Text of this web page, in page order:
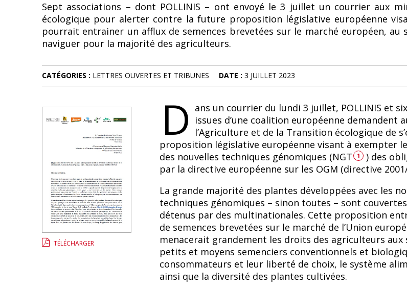
Sept associations – dont POLLINIS – ont envoyé le 3 juillet un courrier aux
écologique pour alerter contre la future proposition législative européenne
pourrait entrainer un afflux de semences brevetées sur le marché européen,
naviguer pour la majorité des agriculteurs.
CATÉGORIES : LETTRES OUVERTES ET TRIBUNES DATE : 3 JUILLET 2023
TÉLÉCHARGER
D ans un courrier du lundi 3 juillet, POLLINIS et
issues d’une coalition européenne demandent
l’Agriculture et de la Transition écologique de
proposition législative européenne visant à exempter
des nouvelles techniques génomiques (NGT
1
) des
par la directive européenne sur les OGM (directive
La grande majorité des plantes développées avec les
techniques génomiques – sinon toutes – sont
détenus par des multinationales. Cette proposition
de semences brevetées sur le marché de l’Union
menacerait grandement les droits des agriculteurs aux
petits et moyens semenciers conventionnels et
consommateurs et leur liberté de choix, le système
ainsi que la diversité des plantes cultivées.